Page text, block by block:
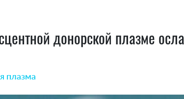
донорской плазме
плазма